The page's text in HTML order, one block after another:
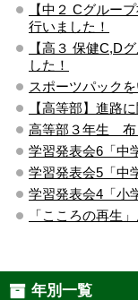
【中２ Cグルー
行いました！
【高３ 保健C,D
した！
スポーツパック
【高等部】進路
高等部３年生 布
学習発表会6「中
学習発表会5「中
学習発表会4「小
「こころの再生
年別一覧